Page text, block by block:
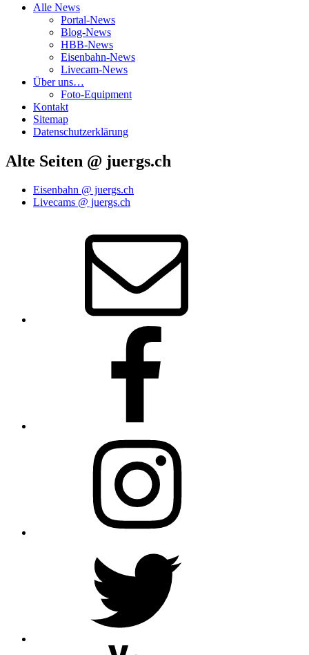
Alle News
Portal-News
Blog-News
HBB-News
Eisenbahn-News
Livecam-News
Über uns…
Foto-Equipment
Kontakt
Sitemap
Datenschutzerklärung
Alte Seiten @ juergs.ch
Eisenbahn @ juergs.ch
Livecams @ juergs.ch